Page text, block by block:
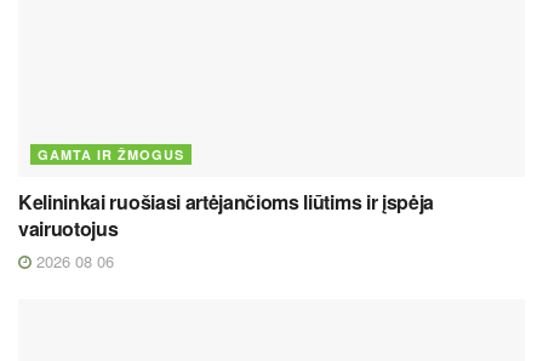
GAMTA IR ŽMOGUS
Kelininkai ruošiasi artėjančioms liūtims ir įspėja
vairuotojus
2026 08 06